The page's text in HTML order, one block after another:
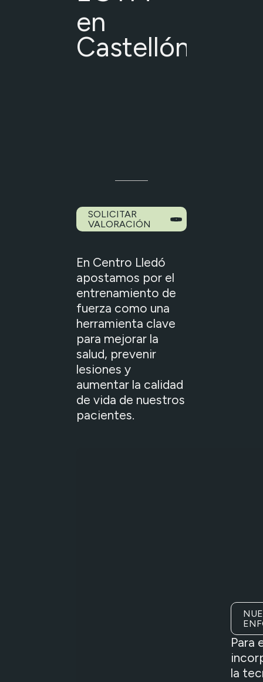
en
Castellón
SOLICITAR
VALORACIÓN
En Centro Lledó
apostamos por el
entrenamiento de
fuerza como una
herramienta clave
para mejorar la
salud, prevenir
lesiones y
aumentar la calidad
de vida de nuestros
pacientes.
Para
la